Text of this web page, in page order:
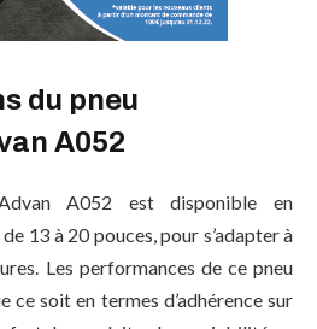
du pneu
A052
A052 est disponible en
13 à 20 pouces, pour s’adapter à
Les performances de ce pneu
ce soit en termes d’adhérence sur